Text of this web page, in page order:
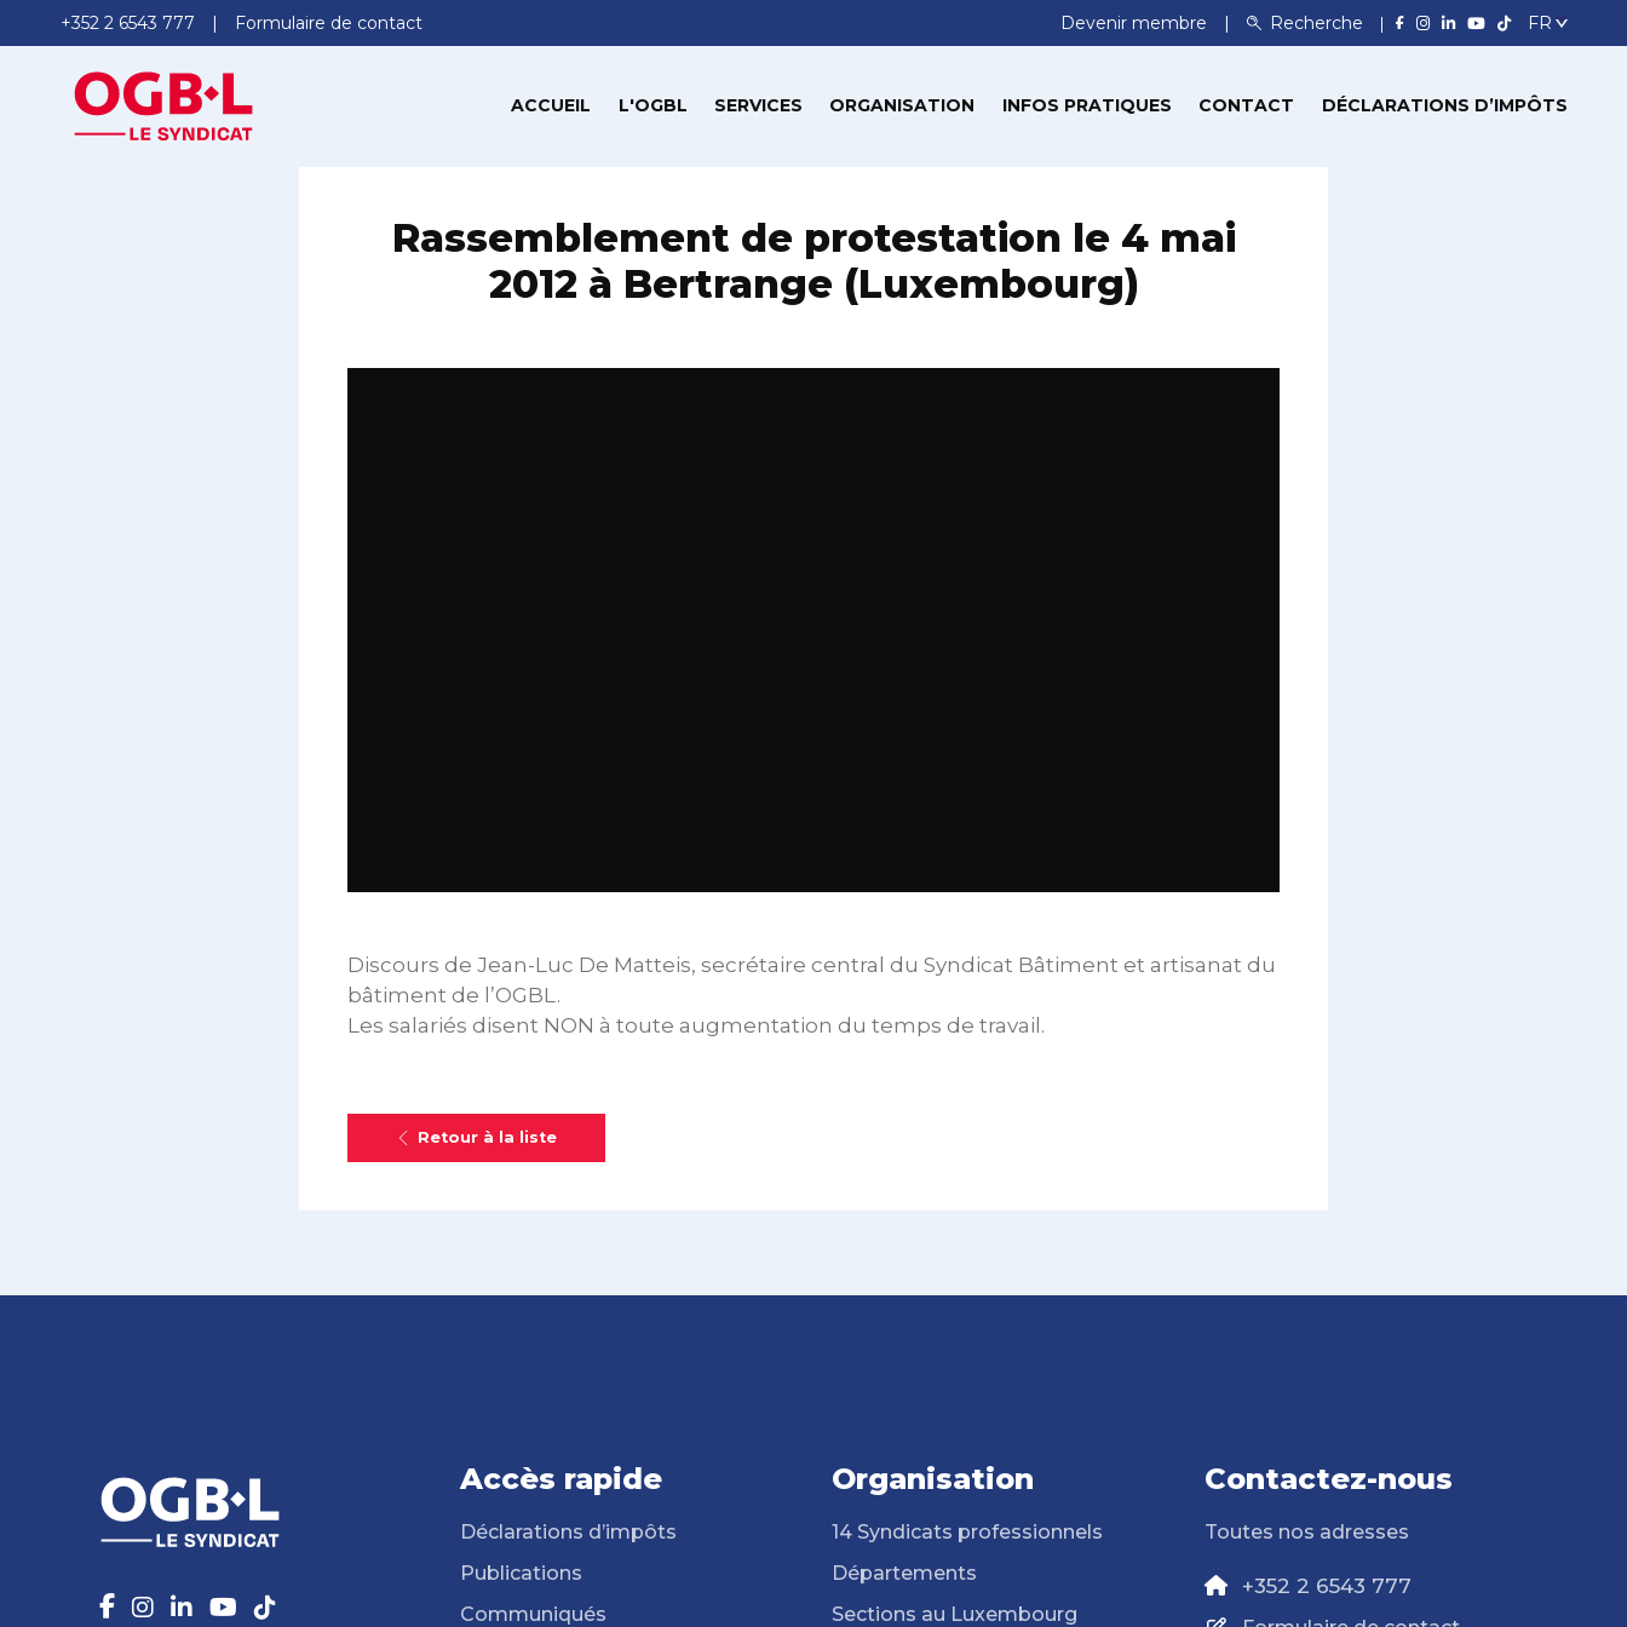
+352 2 6543 777 Formulaire de contact Devenir membre Recherche
ACCUEIL L'OGBL SERVICES ORGANISATION INFOS PRATIQUES CONTACT DÉCLARATIONS D’IMPÔTS
Rassemblement de protestation le 4 mai
2012 à Bertrange (Luxembourg)
Discours de Jean-Luc De Matteis, secrétaire central du Syndicat Bâtiment et artisanat du
bâtiment de l’OGBL.
Les salariés disent NON à toute augmentation du temps de travail.
Retour à la liste
Accès rapide
Déclarations d’impôts
Publications
Communiqués
Organisation
14 Syndicats professionnels
Départements
Sections au Luxembourg
Contactez-nous
Toutes nos adresses
+352 2 6543 777